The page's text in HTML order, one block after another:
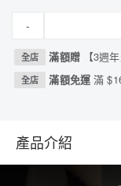
-
全店 滿額贈 【3週
全店 滿額免運滿
產品介紹